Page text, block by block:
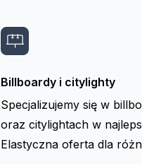
Billboardy i citylighty
Specjalizujemy się w
oraz citylightach w
Elastyczna oferta dla